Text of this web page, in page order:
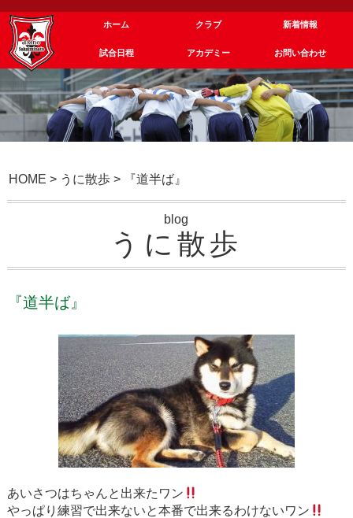
ホーム クラブ 新着情報
試合日程 アカデミー お問い合わせ
HOME > うに散歩 > 『道半ば』
blog
うに散歩
『道半ば』
あいさつはちゃんと出来たワン
やっぱり練習で出来ないと本番で出来るわけないワン